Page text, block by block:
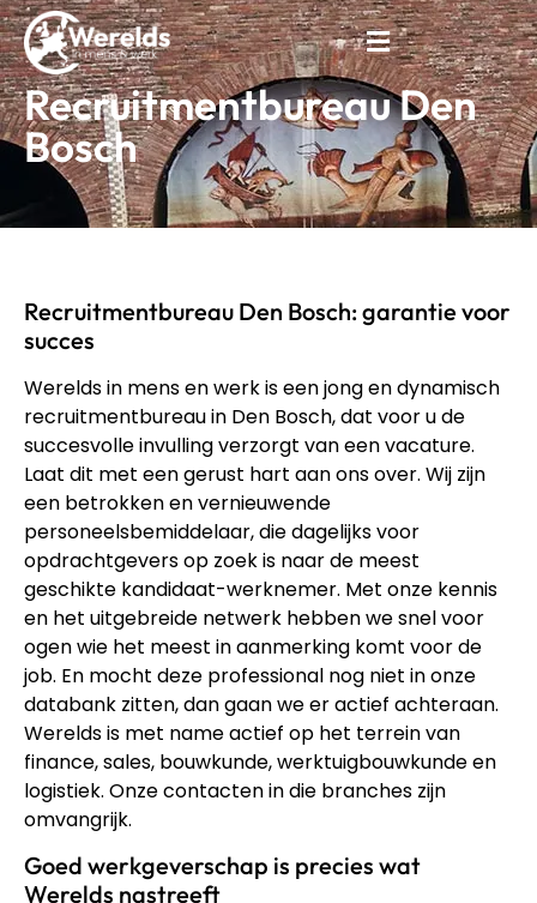
Recruitmentbureau Den
Bosch
Recruitmentbureau Den Bosch: garantie voor
succes
Werelds in mens en werk is een jong en dynamisch
recruitmentbureau in Den Bosch, dat voor u de
succesvolle invulling verzorgt van een vacature.
Laat dit met een gerust hart aan ons over. Wij zijn
een betrokken en vernieuwende
personeelsbemiddelaar, die dagelijks voor
opdrachtgevers op zoek is naar de meest
geschikte kandidaat-werknemer. Met onze kennis
en het uitgebreide netwerk hebben we snel voor
ogen wie het meest in aanmerking komt voor de
job. En mocht deze professional nog niet in onze
databank zitten, dan gaan we er actief achteraan.
Werelds is met name actief op het terrein van
finance, sales, bouwkunde, werktuigbouwkunde en
logistiek. Onze contacten in die branches zijn
omvangrijk.
Goed werkgeverschap is precies wat
Werelds nastreeft